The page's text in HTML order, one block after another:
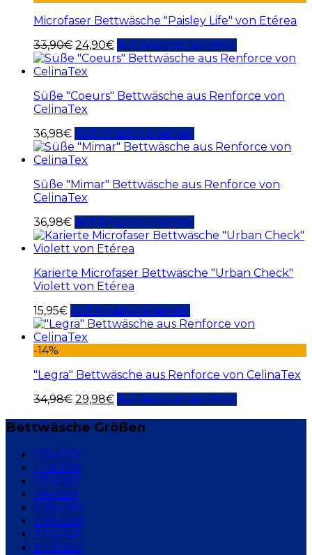
Microfaser Bettwäsche "Paisley Life" von Etérea
33,90€ 24,90€ Auf Amazon ansehen
Süße "Coeurs" Bettwäsche aus Renforce von
CelinaTex
36,98€ Auf Amazon ansehen
Süße "Mimar" Bettwäsche aus Renforce von
CelinaTex
36,98€ Auf Amazon ansehen
Karierte Microfaser Bettwäsche "Urban Check"
Violett von Etérea
15,95€ Auf Amazon ansehen
-14%
"Legra" Bettwäsche aus Renforce von CelinaTex
34,98€ 29,98€ Auf Amazon ansehen
Bettwäsche Größen
135x200
140x200
155x200
155x220
200x200
200x220
220x240
240x220